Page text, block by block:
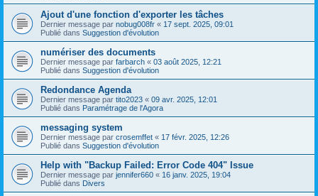
Ajout d'une fonction d'exporter les tâches
Dernier message par nobug008fr « 17 sept. 2025, 09:01
Publié dans Suggestion d'évolution
numériser des documents
Dernier message par farbarch « 03 août 2025, 12:21
Publié dans Suggestion d'évolution
Redondance Agenda
Dernier message par tito2023 « 09 avr. 2025, 12:01
Publié dans Paramétrage de l'Agora
messaging system
Dernier message par crosemffet « 17 févr. 2025, 12:26
Publié dans Suggestion d'évolution
Help with "Backup Failed: Error Code 404" Issue
Dernier message par jennifer660 « 16 janv. 2025, 19:04
Publié dans Divers